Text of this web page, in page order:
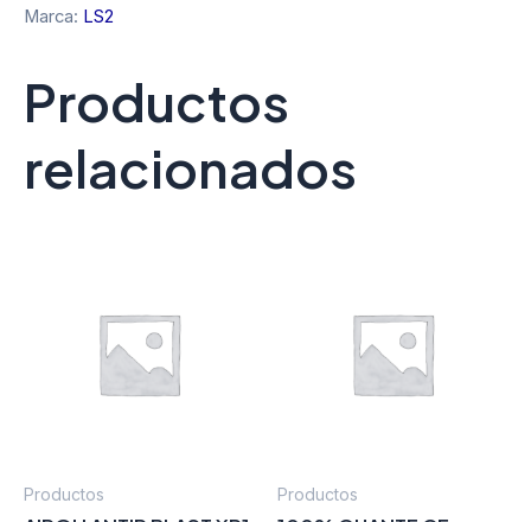
Marca: LS2
Productos
relacionados
Productos Productos